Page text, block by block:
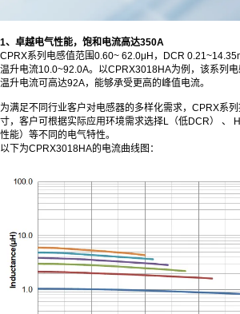
1、卓越电气性能，饱和电流高达350A
CPRX系列电感值范围0.60~ 62.0μH，DCR
温升电流10.0~92.0A。以CPRX3018HA为例，该系列电
温升电流可高达92A，能够承受更高的峰值电流。
为满足不同行业客户对电感器的多样化需求，CPRX系
寸，客户可根据实际应用环境需求选择L（低DCR） 、
性能）等不同的电气特性。
以下为CPRX3018HA的电流曲线图：